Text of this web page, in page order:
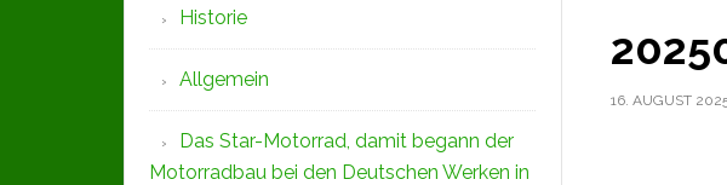
16. AUGUST
Historie
Allgemein
Das Star-Motorrad, damit begann der
Motorradbau bei den Deutschen Werken in